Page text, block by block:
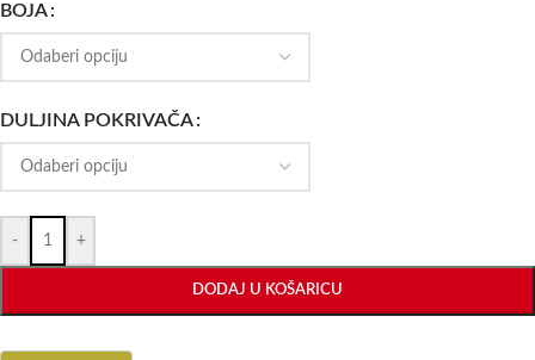
BOJA
DULJINA POKRIVAČA
- +
DODAJ U KOŠARICU